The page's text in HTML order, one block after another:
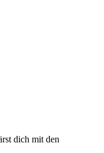
dich mit den